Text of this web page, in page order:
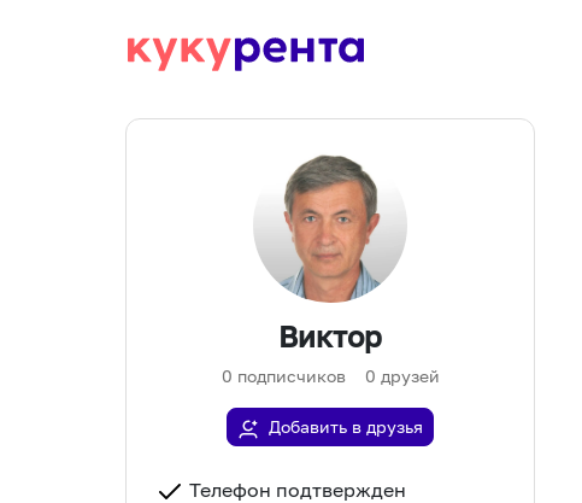
Виктор
0 подписчиков 0 друзей
Добавить в друзья
Телефон подтвержден